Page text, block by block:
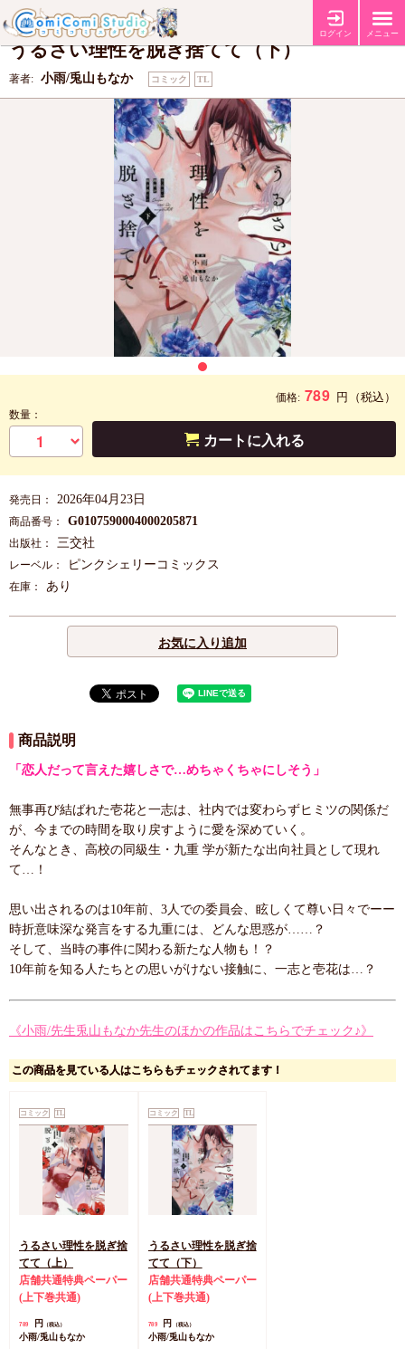
ログイン メニュー
特典 【店舗共通特典ペーパー(上下巻共通)】
うるさい理性を脱ぎ捨てて（下）
著者: 小雨/兎山もなか コミック TL
価格: 789 円 （税込）
数量：
カートに入れる
発売日： 2026年04月23日
商品番号： G0107590004000205871
出版社： 三交社
レーベル： ピンクシェリーコミックス
在庫： あり
お気に入り追加
商品説明
「恋人だって言えた嬉しさで…めちゃくちゃにしそう」
無事再び結ばれた壱花と一志は、社内では変わらずヒミツの関係だ
が、今までの時間を取り戻すように愛を深めていく。
そんなとき、高校の同級生・九重 学が新たな出向社員として現れ
て…！
思い出されるのは10年前、3人での委員会、眩しくて尊い日々でーー
時折意味深な発言をする九重には、どんな思惑が……？
そして、当時の事件に関わる新たな人物も！？
10年前を知る人たちとの思いがけない接触に、一志と壱花は…？
《小雨/先生兎山もなか先生のほかの作品はこちらでチェック♪》
この商品を見ている人はこちらもチェックされてます！
コミック TL
うるさい理性を脱ぎ捨
てて（上）
店舗共通特典ペーパー
(上下巻共通)
789 円 （税込）
小雨/兎山もなか
コミック TL
うるさい理性を脱ぎ捨
てて（下）
店舗共通特典ペーパー
(上下巻共通)
789 円 （税込）
小雨/兎山もなか